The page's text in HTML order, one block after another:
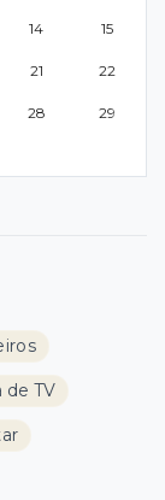
14 15
21 22
28 29
de TV